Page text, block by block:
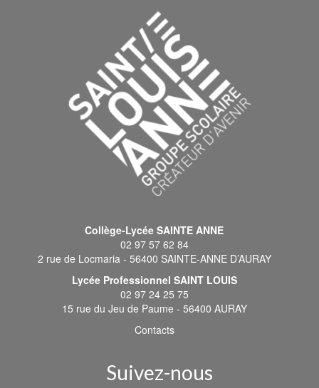
Collège-Lycée SAINTE ANNE
02 97 57 62 84
2 rue de Locmaria - 56400 SAINTE-ANNE D’AURAY
Lycée Professionnel SAINT LOUIS
02 97 24 25 75
15 rue du Jeu de Paume - 56400 AURAY
Contacts
Suivez-nous